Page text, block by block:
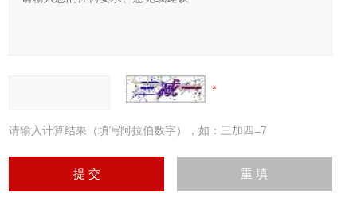
请输入计算结果（填写阿拉伯数字），如：三加四=7